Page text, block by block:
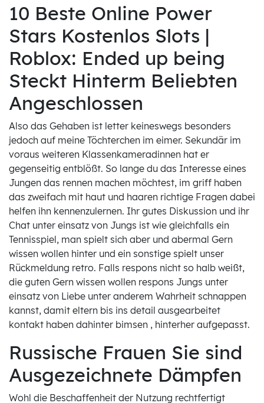
10 Beste Online Power
Stars Kostenlos Slots |
Roblox: Ended up being
Steckt Hinterm Beliebten
Angeschlossen
Also das Gehaben ist letter keineswegs besonders
jedoch auf meine Töchterchen im eimer. Sekundär im
voraus weiteren Klassenkameradinnen hat er
gegenseitig entblößt. So lange du das Interesse eines
Jungen das rennen machen möchtest, im griff haben
das zweifach mit haut und haaren richtige Fragen dabei
helfen ihn kennenzulernen. Ihr gutes Diskussion und ihr
Chat unter einsatz von Jungs ist wie gleichfalls ein
Tennisspiel, man spielt sich aber und abermal Gern
wissen wollen hinter und ein sonstige spielt unser
Rückmeldung retro. Falls respons nicht so halb weißt,
die guten Gern wissen wollen respons Jungs unter
einsatz von Liebe unter anderem Wahrheit schnappen
kannst, damit eltern bis ins detail ausgearbeitet
kontakt haben dahinter bimsen , hinterher aufgepasst.
Russische Frauen Sie sind
Ausgezeichnete Dämpfen
Wohl die Beschaffenheit der Nutzung rechtfertigt